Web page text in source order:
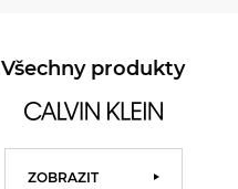
Všechny produkty
ZOBRAZIT